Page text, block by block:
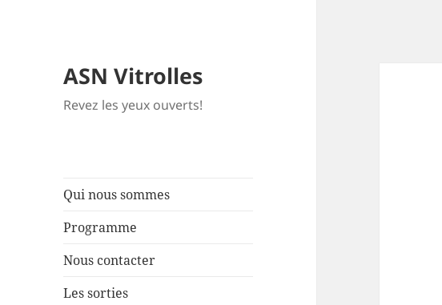
ASN Vitrolles
Revez les yeux ouverts!
Qui nous sommes
Programme
Nous contacter
Les sorties